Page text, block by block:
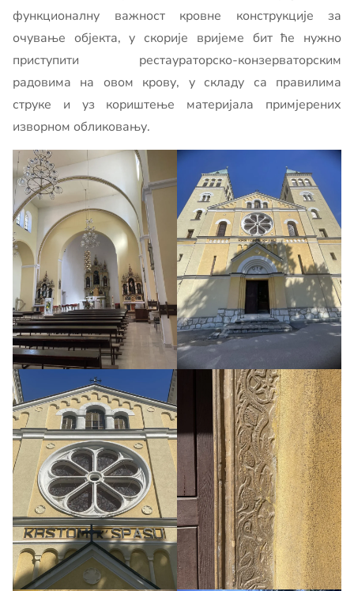
функционалну важност кровне конструкције за
очување објекта, у скорије вријеме бит ће нужно
приступити рестаураторско-конзерваторским
радовима на овом крову, у складу са правилима
струке и уз кориштење материјала примјерених
изворном обликовању.